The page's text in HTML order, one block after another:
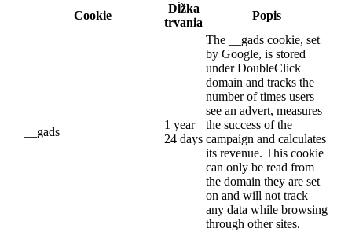
Cookie
Dĺžka
trvania
Popis
__gads
1 year
24 days
The __gads cookie, set
by Google, is stored
under DoubleClick
domain and tracks the
number of times users
see an advert, measures
the success of the
campaign and calculates
its revenue. This cookie
can only be read from
the domain they are set
on and will not track
any data while browsing
through other sites.